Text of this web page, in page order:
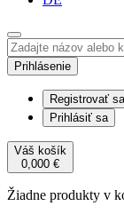
Prihlásenie
Registrovať sa
Prihlásiť sa
Váš košík
0,000 €
Žiadne produkty v